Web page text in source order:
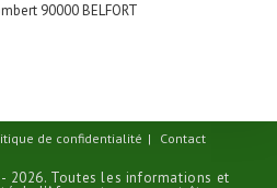
90000 BELFORT
de confidentialité Contact
2026. Toutes les informations et